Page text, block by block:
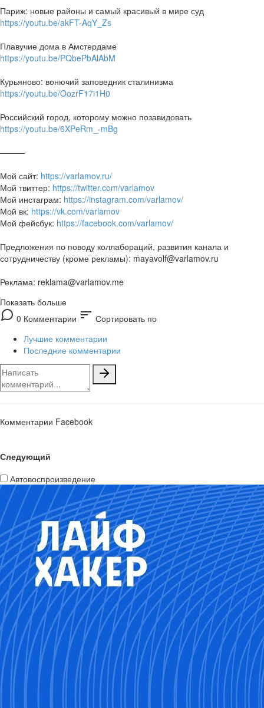
Париж: новые районы и самый красивый в мире суд
https://youtu.be/akFT-AqY_Zs
Плавучие дома в Амстердаме
https://youtu.be/PQbePbAlAbM
Курьяново: вонючий заповедник сталинизма
https://youtu.be/OozrF17i1H0
Российский город, которому можно позавидовать
https://youtu.be/6XPeRm_-mBg
———
Мой сайт: https://varlamov.ru/
Мой твиттер: https://twitter.com/varlamov
Мой инстаграм: https://instagram.com/varlamov/
Мой вк: https://vk.com/varlamov
Мой фейсбук: https://facebook.com/varlamov/
Предложения по поводу коллабораций, развития канала и
сотрудничеству (кроме рекламы): mayavolf@varlamov.ru
Реклама: reklama@varlamov.me
Показать больше
0 Комментарии sort Сортировать по
Лучшие комментарии
Последние комментарии
Комментарии Facebook
Следующий
Автовоспроизведение